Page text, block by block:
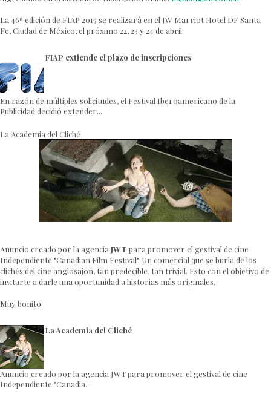
La 46ª edición de FIAP 2015 se realizará en el JW Marriot Hotel DF Santa
Fe, Ciudad de México, el próximo 22, 23 y 24 de abril.
FIAP extiende el plazo de inscripciones
En razón de múltiples solicitudes, el Festival Iberoamericano de la
Publicidad decidió extender...
La Academia del Cliché
Anuncio creado por la agencia JWT para promover el gestival de cine
Independiente "Canadian Film Festival". Un comercial que se burla de los
clichés del cine anglosajon, tan predecible, tan trivial. Esto con el objetivo de
invitarte a darle una oportunidad a historias más originales.
Muy bonito.
La Academia del Cliché
Anuncio creado por la agencia JWT para promover el gestival de cine
Independiente "Canadia...